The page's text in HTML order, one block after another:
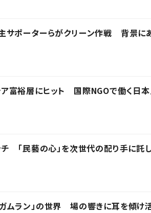
サポーターらがクリーン作戦 背景に
富裕層にヒット 国際NGOで働く日
「民藝の心」を次世代の配り手に託
ムラン」の世界 場の響きに耳を傾け